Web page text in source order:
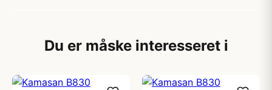
Du er måske interesseret i